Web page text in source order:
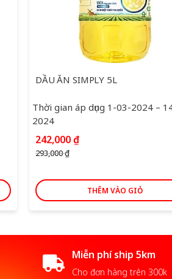
DẦU ĂN SIMPLY 5L
Thời gian áp dụng 1-03-2024 –
2024
293,000₫
Giá
gốc
là:
242,000₫Giá
242,000 ₫.
THÊM VÀO GIỎ
Miễn phí ship 5km
Cho đơn hàng trên 300k